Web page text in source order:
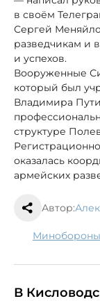
в своём
Сергей
разведчикам и
и успехов.
Вооруженные
который был
Владимира
структуре
оказалась
армейских
Автор:
минобороны
В